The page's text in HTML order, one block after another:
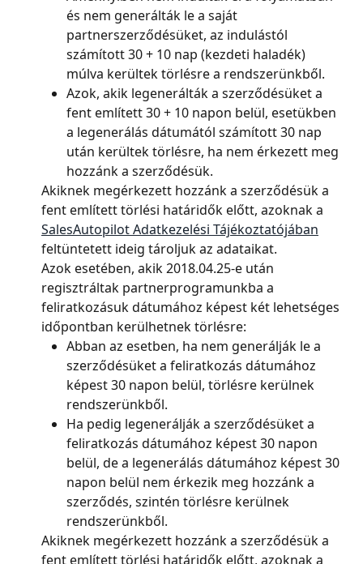
és nem generálták le a saját
partnerszerződésüket, az indulástól
számított 30 + 10 nap (kezdeti haladék)
múlva kerültek törlésre a rendszerünkből.
Azok, akik legenerálták a szerződésüket a
fent említett 30 + 10 napon belül, esetükben
a legenerálás dátumától számított 30 nap
után kerültek törlésre, ha nem érkezett meg
hozzánk a szerződésük.
Akiknek megérkezett hozzánk a szerződésük a
fent említett törlési határidők előtt, azoknak a
SalesAutopilot Adatkezelési Tájékoztatójában
feltüntetett ideig tároljuk az adataikat.
Azok esetében, akik 2018.04.25-e után
regisztráltak partnerprogramunkba a
feliratkozásuk dátumához képest két lehetséges
időpontban kerülhetnek törlésre:
Abban az esetben, ha nem generálják le a
szerződésüket a feliratkozás dátumához
képest 30 napon belül, törlésre kerülnek
rendszerünkből.
Ha pedig legenerálják a szerződésüket a
feliratkozás dátumához képest 30 napon
belül, de a legenerálás dátumához képest 30
napon belül nem érkezik meg hozzánk a
szerződés, szintén törlésre kerülnek
rendszerünkből.
Akiknek megérkezett hozzánk a szerződésük a
fent említett törlési határidők előtt, azoknak a